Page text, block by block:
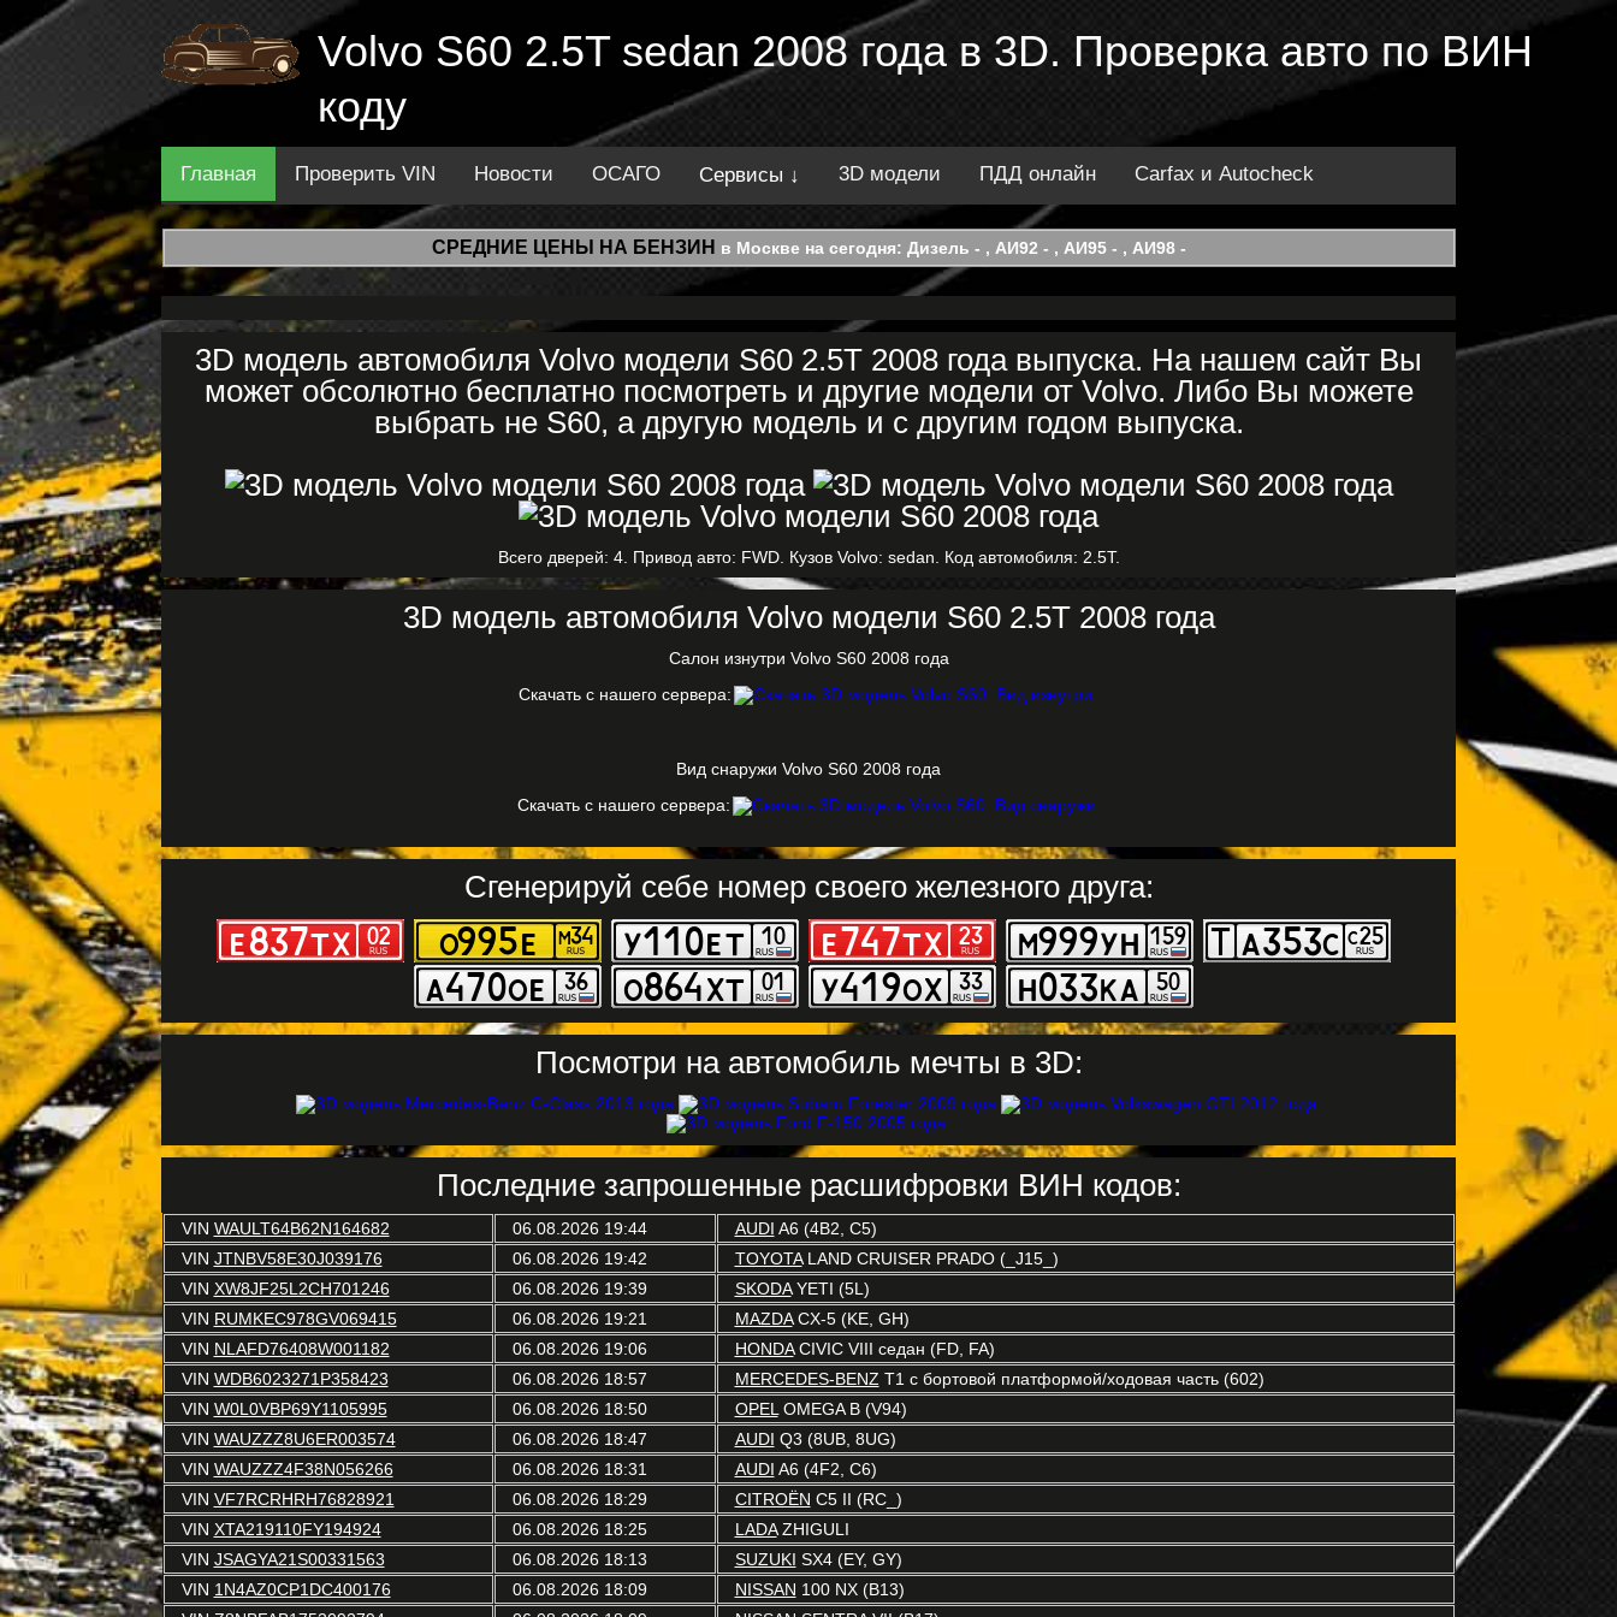
Volvo S60 2.5T sedan 2008 года в 3D. Проверка авто по ВИН
коду
Главная Проверить VIN Новости ОСАГО Сервисы ↓ 3D модели ПДД онлайн Carfax и Autocheck
СРЕДНИЕ ЦЕНЫ НА БЕНЗИН в Москве на сегодня: Дизель - , АИ92 - , АИ95 - , АИ98 -
3D модель автомобиля Volvo модели S60 2.5T 2008 года выпуска. На нашем сайт Вы
может обсолютно бесплатно посмотреть и другие модели от Volvo. Либо Вы можете
выбрать не S60, а другую модель и с другим годом выпуска.
Всего дверей: 4. Привод авто: FWD. Кузов Volvo: sedan. Код автомобиля: 2.5T.
3D модель автомобиля Volvo модели S60 2.5T 2008 года
Салон изнутри Volvo S60 2008 года
Скачать с нашего сервера:
Вид снаружи Volvo S60 2008 года
Скачать с нашего сервера:
Сгенерируй себе номер своего железного друга:
Посмотри на автомобиль мечты в 3D:
Последние запрошенные расшифровки ВИН кодов:
VIN WAULT64B62N164682 06.08.2026 19:44 AUDI A6 (4B2, C5)
VIN JTNBV58E30J039176 06.08.2026 19:42 TOYOTALAND CRUISER PRADO (_J15_)
VIN XW8JF25L2CH701246 06.08.2026 19:39 SKODAYETI (5L)
VIN RUMKEC978GV069415 06.08.2026 19:21 MAZDACX-5 (KE, GH)
VIN NLAFD76408W001182 06.08.2026 19:06 HONDACIVIC VIII седан (FD, FA)
VIN WDB6023271P358423 06.08.2026 18:57 MERCEDES-BENZ T1 c бортовой платформой/ходовая часть (602)
VIN W0L0VBP69Y1105995 06.08.2026 18:50 OPEL OMEGA B (V94)
VIN WAUZZZ8U6ER003574 06.08.2026 18:47 AUDI Q3 (8UB, 8UG)
VIN WAUZZZ4F38N056266 06.08.2026 18:31 AUDI A6 (4F2, C6)
VIN VF7RCRHRH76828921 06.08.2026 18:29 CITROËN C5 II (RC_)
VIN XTA219110FY194924 06.08.2026 18:25 LADAZHIGULI
VIN JSAGYA21S00331563 06.08.2026 18:13 SUZUKI SX4 (EY, GY)
VIN 1N4AZ0CP1DC400176 06.08.2026 18:09 NISSAN 100 NX (B13)